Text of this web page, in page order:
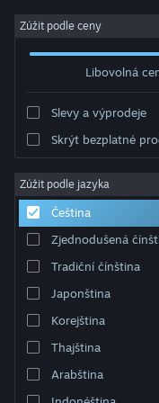
Přihlásit se
Komunita
Informace
Podpora
Změnit jazyk
Mobilní aplikace služby
Desktopová verze stránky
Zúžit podle ceny
Libovolná
Slevy a výprodeje
Skrýt bezplatné
Zúžit podle jazyka
Čeština
Zjednodušená
Tradiční čínština
Japonština
Korejština
Thajština
Arabština
"SYNDUALITY Echo of Ada
Seřadit podle